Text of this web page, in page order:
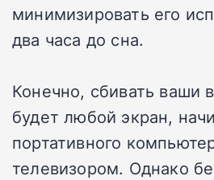
минимизировать его
два часа до сна.
Конечно, сбивать ваши
будет любой экран,
портативного
телевизором. Однако